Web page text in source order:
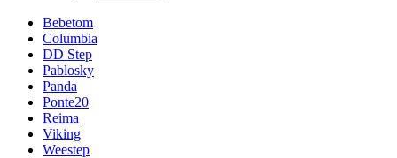
Bebetom
Columbia
DD Step
Pablosky
Panda
Ponte20
Reima
Viking
Weestep